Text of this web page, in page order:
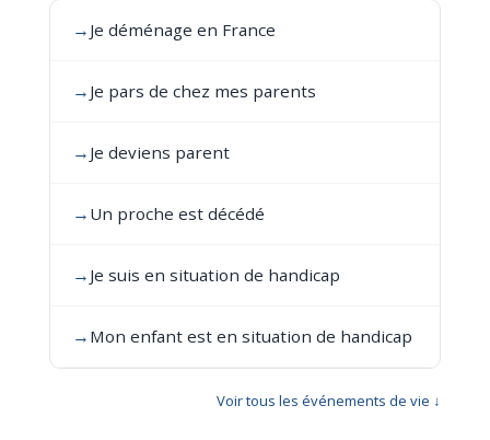
→ Je déménage en France
→ Je pars de chez mes parents
→ Je deviens parent
→ Un proche est décédé
→ Je suis en situation de handicap
→ Mon enfant est en situation de handicap
Voir tous les événements de vie ↓